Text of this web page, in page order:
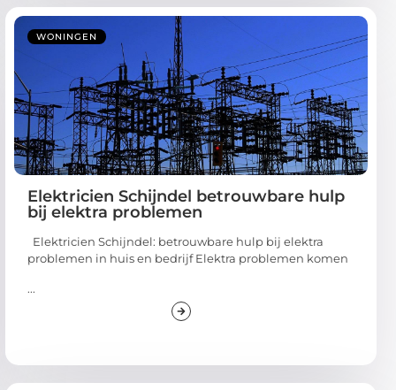
WONINGEN
Elektricien Schijndel betrouwbare hulp
bij elektra problemen
Elektricien Schijndel: betrouwbare hulp bij elektra
problemen in huis en bedrijf Elektra problemen komen
...